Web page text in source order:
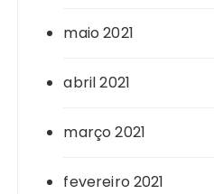
maio 2021
abril 2021
março 2021
fevereiro 2021